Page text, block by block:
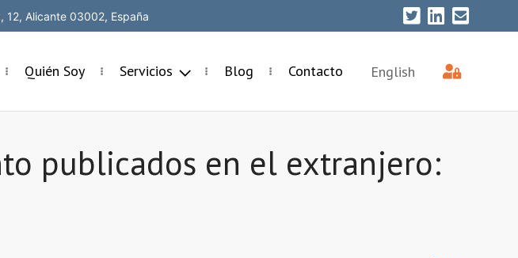
12, Alicante 03002, España
Quién Soy Servicios Blog Contacto English
publicados en el extranjero: